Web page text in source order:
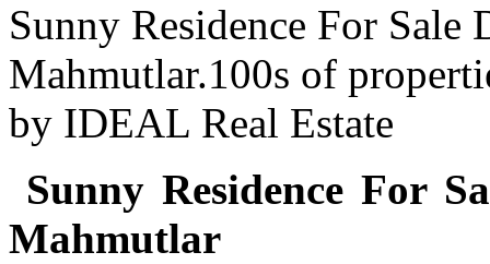
Sunny Residence For Sale
Mahmutlar.100s of
by IDEAL Real Estate
Sunny Residence For
Mahmutlar